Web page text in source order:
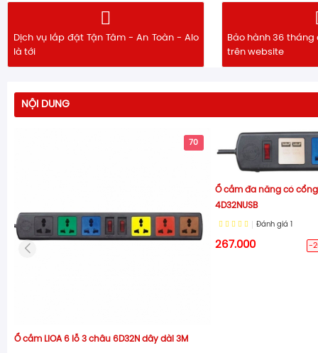
Dịch vụ lắp đặt Tận Tâm - An Toàn - Alo
là tới
Bảo hành 36
trên website
NỘI DUNG
70
Ổ cắm LiOA 6 lỗ 3 châu 6D32N dây dài 3M
Ổ cắm đa năng có cổng
4D32NUSB
Đánh giá
267.000 -